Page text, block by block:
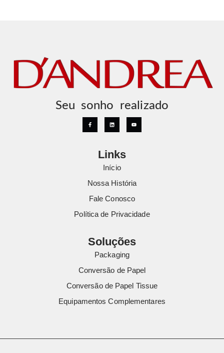
Seu sonho realizado
Links
Início
Nossa História
Fale Conosco
Política de Privacidade
Soluções
Packaging
Conversão de Papel
Conversão de Papel Tissue
Equipamentos Complementares